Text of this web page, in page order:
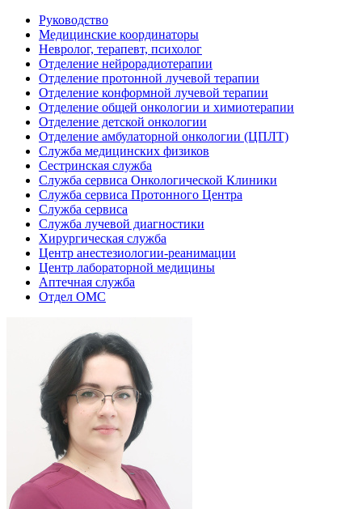
Руководство
Медицинские координаторы
Невролог, терапевт, психолог
Отделение нейрорадиотерапии
Отделение протонной лучевой терапии
Отделение конформной лучевой терапии
Отделение общей онкологии и химиотерапии
Отделение детской онкологии
Отделение амбулаторной онкологии (ЦПЛТ)
Служба медицинских физиков
Сестринская служба
Служба сервиса Онкологической Клиники
Служба сервиса Протонного Центра
Служба сервиса
Служба лучевой диагностики
Хирургическая служба
Центр анестезиологии-реанимации
Центр лабораторной медицины
Аптечная служба
Отдел ОМС